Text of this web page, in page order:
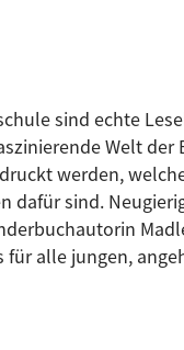
sind echte
Welt der
werden,
sind.
alle jungen,